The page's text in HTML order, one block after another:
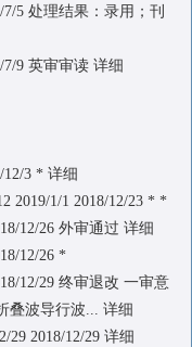
5 处理结果：录用；刊
9 英审审读 详细
12/3 * 详细
2019/1/1 2018/12/23 * *
12/26 外审通过 详细
12/26 *
12/29 终审退改 一审意
叠波导行波... 详细
29 2018/12/29 详细